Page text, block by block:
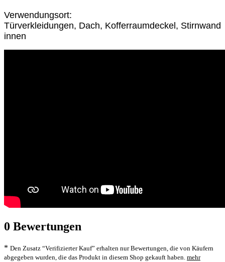
Verwendungsort:
Türverkleidungen, Dach, Kofferraumdeckel, Stirnwand
innen
0 Bewertungen
* Den Zusatz “Verifizierter Kauf” erhalten nur Bewertungen, die von Käufern
abgegeben wurden, die das Produkt in diesem Shop gekauft haben. mehr